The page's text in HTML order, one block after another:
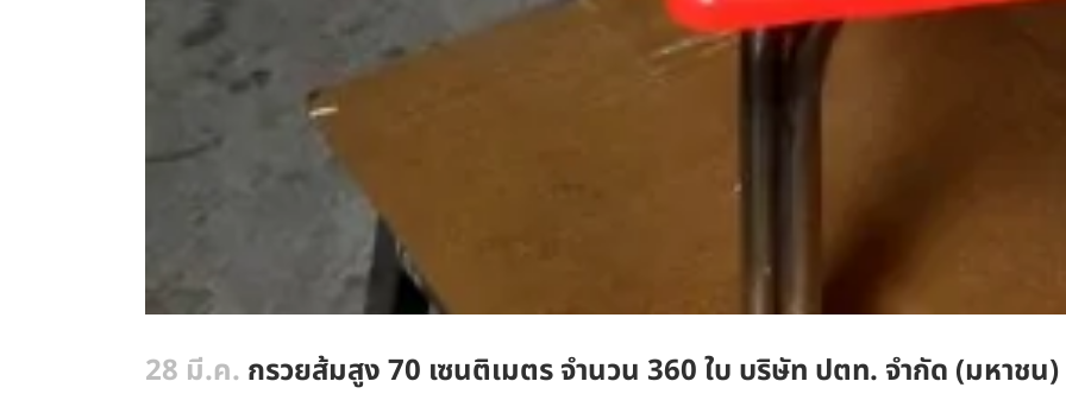
28 มี.ค. กรวยส้มสูง 70 เซนติเมตร จำนวน 360 ใบ บริษัท ปตท. จำกัด (มหาชน)